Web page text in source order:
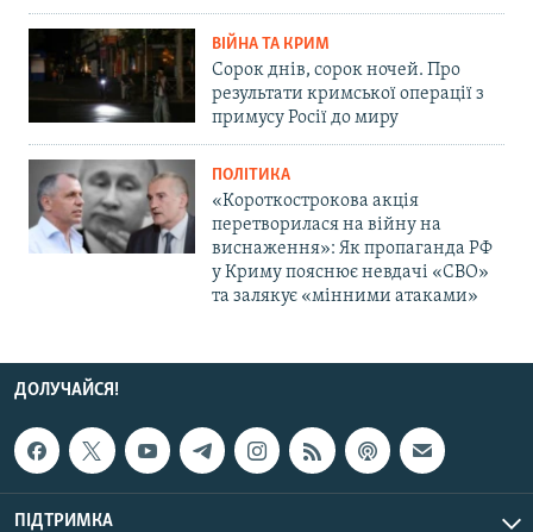
ВІЙНА ТА КРИМ
Сорок днів, сорок ночей. Про
результати кримської операції з
примусу Росії до миру
ПОЛІТИКА
«Короткострокова акція
перетворилася на війну на
виснаження»: Як пропаганда РФ
у Криму пояснює невдачі «СВО»
та залякує «мінними атаками»
ДОЛУЧАЙСЯ!
ПІДТРИМКА